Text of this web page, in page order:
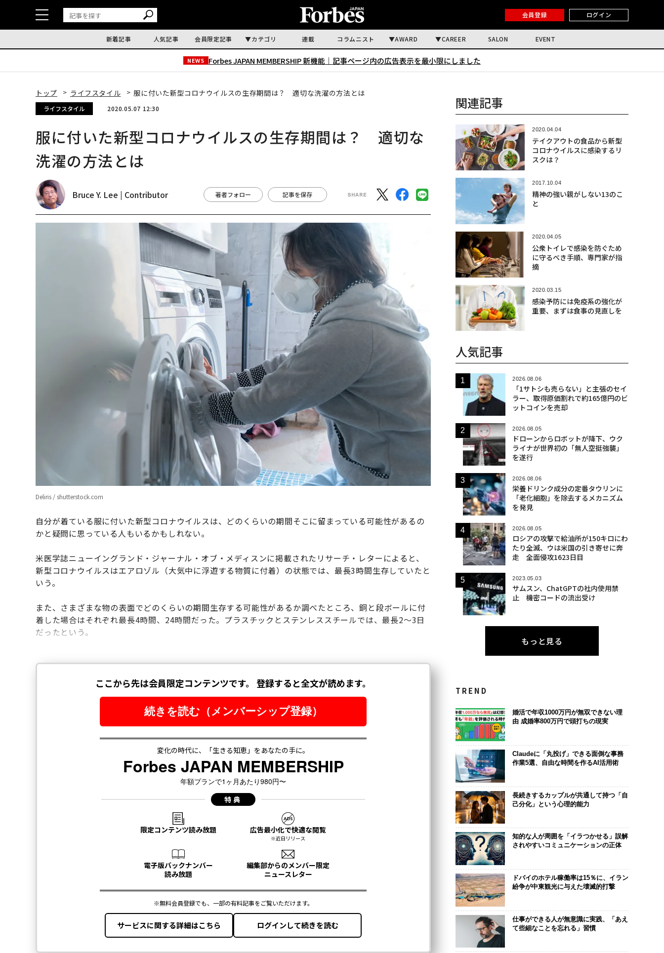
会員登録 ログイン
新着記事 人気記事 会員限定記事 カテゴリ 連載 コラムニスト AWARD CAREER SALON EVENT
NEWS Forbes JAPAN MEMBERSHIP 新機能｜ 記事ページ内の広告表示を最小限にしました
トップ ライフスタイル 服に付いた新型コロナウイルスの生存期間は？ 適切な洗濯の方法とは
ライフスタイル 2020.05.07 12:30
服に付いた新型コロナウイルスの生存期間は？ 適切な
洗濯の方法とは
Bruce Y. Lee | Contributor 著者フォロー 記事を保存
Deliris / shutterstock.com
自分が着ている服に付いた新型コロナウイルスは、どのくらいの期間そこに留まっている可能性があるの
かと疑問に思っている人もいるかもしれない。
米医学誌ニューイングランド・ジャーナル・オブ・メディスンに掲載されたリサーチ・レターによると、
新型コロナウイルスはエアロゾル（大気中に浮遊する物質に付着）の状態では、最長3時間生存していたと
いう。
また、さまざまな物の表面でどのくらいの期間生存する可能性があるか調べたところ、銅と段ボールに付
着した場合はそれぞれ最長4時間、24時間だった。プラスチックとステンレススチールでは、最長2〜3日
だったという。
関連記事
2020.04.04
テイクアウトの食品から新型
コロナウイルスに感染するリ
スクは？
2017.10.04
精神の強い親がしない13のこ
と
2020.04.05
公衆トイレで感染を防ぐため
に守るべき手順、専門家が指
摘
2020.03.15
感染予防には免疫系の強化が
重要、まずは食事の見直しを
人気記事
2026.08.06
「1サトシも売らない」と主張のセイ
ラー、取得原価割れで約165億円のビ
ットコインを売却
2026.08.05
ドローンからロボットが降下、ウク
ライナが世界初の「無人空挺強襲」
を遂行
2026.08.06
栄養ドリンク成分の定番タウリンに
「老化細胞」を除去するメカニズム
を発見
2026.08.05
ロシアの攻撃で給油所が150キロにわ
たり全滅、ウは米国の引き寄せに奔
走 全面侵攻1623日目
2023.05.03
サムスン、ChatGPTの社内使用禁
止 機密コードの流出受け
もっと見る
TREND
婚活で年収1000万円が無双できない理
由 成婚率800万円で頭打ちの現実
Claudeに「丸投げ」できる面倒な事務
作業5選、自由な時間を作るAI活用術
長続きするカップルが共通して持つ「自
己分化」という心理的能力
知的な人が周囲を「イラつかせる」誤解
されやすいコミュニケーションの正体
ドバイのホテル稼働率は15％に、イラン
紛争が中東観光に与えた壊滅的打撃
仕事ができる人が無意識に実践、「あえ
て些細なことを忘れる」習慣